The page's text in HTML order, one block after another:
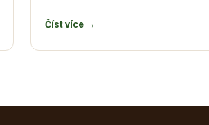
Číst více →